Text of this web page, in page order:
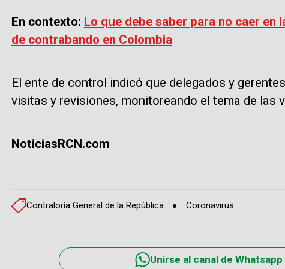
En contexto: Lo que debe saber para no caer
de contrabando en Colombia
El ente de control indicó que delegados y
visitas y revisiones, monitoreando el tema de las
NoticiasRCN.com
Contraloría General de la República Coronavirus
Unirse al canal de